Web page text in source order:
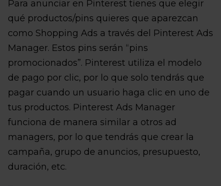
Para anunciar en Pinterest tienes que elegir
qué productos/pins quieres que aparezcan
como Shopping Ads a través del Pinterest Ads
Manager. Estos pins serán “pins
promocionados”. Pinterest utiliza el modelo
de pago por clic, por lo que solo tendrás que
pagar cuando un usuario haga clic en uno de
tus productos. Pinterest Ads Manager
funciona de manera similar a otros ad
managers, por lo que tendrás que crear la
campaña, grupo de anuncios, presupuesto,
duración, etc.